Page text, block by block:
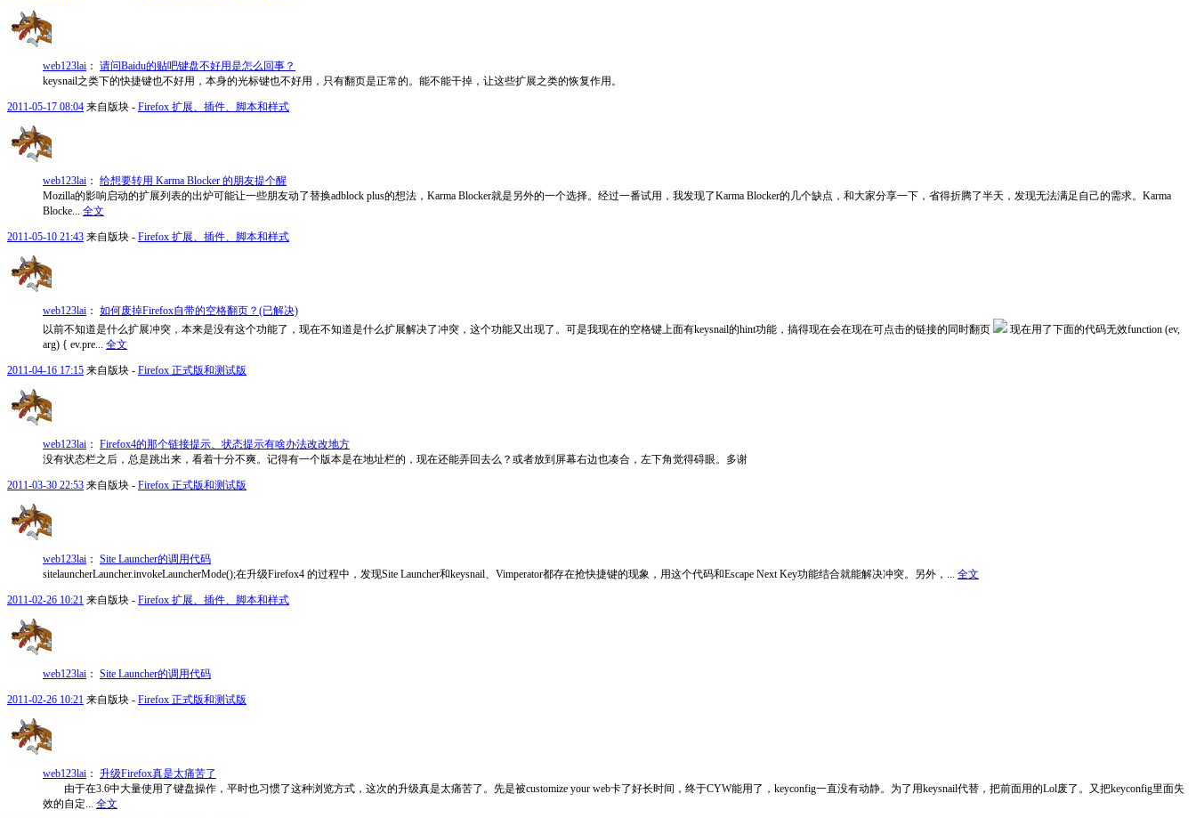
web123lai ： 请问Baidu的贴吧键盘不好用是怎么回事？
keysnail之类下的快捷键也不好用，本身的光标键也不好用，只有翻页是正常的。能不能干掉，让这些扩展之类的恢复作用。
2011-05-17 08:04 来自版块 - Firefox 扩展、插件、脚本和样式
web123lai ： 给想要转用 Karma Blocker 的朋友提个醒
Mozilla的影响启动的扩展列表的出炉可能让一些朋友动了替换adblock plus的想法，Karma Blocker就是另外的一个选择。经过一番试用，我发现了Karma Blocker的几个缺点，和大家分享一下，省得折腾了半天，发现无法满足自己的需求。Karma
Blocke... 全文
2011-05-10 21:43 来自版块 - Firefox 扩展、插件、脚本和样式
web123lai ： 如何废掉Firefox自带的空格翻页？(已解决)
以前不知道是什么扩展冲突，本来是没有这个功能了，现在不知道是什么扩展解决了冲突，这个功能又出现了。可是我现在的空格键上面有keysnail的hint功能，搞得现在会在现在可点击的链接的同时翻页
现在用了下面的代码无效function (ev,
arg) { ev.pre... 全文
2011-04-16 17:15 来自版块 - Firefox 正式版和测试版
web123lai ： Firefox4的那个链接提示、状态提示有啥办法改改地方
没有状态栏之后，总是跳出来，看着十分不爽。记得有一个版本是在地址栏的，现在还能弄回去么？或者放到屏幕右边也凑合，左下角觉得碍眼。多谢
2011-03-30 22:53 来自版块 - Firefox 正式版和测试版
web123lai ： Site Launcher的调用代码
sitelauncherLauncher.invokeLauncherMode();在升级Firefox4 的过程中，发现Site Launcher和keysnail、Vimperator都存在抢快捷键的现象，用这个代码和Escape Next Key功能结合就能解决冲突。另外，... 全文
2011-02-26 10:21 来自版块 - Firefox 扩展、插件、脚本和样式
web123lai ： Site Launcher的调用代码
2011-02-26 10:21 来自版块 - Firefox 正式版和测试版
web123lai ： 升级Firefox真是太痛苦了
由于在3.6中大量使用了键盘操作，平时也习惯了这种浏览方式，这次的升级真是太痛苦了。先是被customize your web卡了好长时间，终于CYW能用了，keyconfig一直没有动静。为了用keysnail代替，把前面用的Lol废了。又把keyconfig里面失
效的自定... 全文